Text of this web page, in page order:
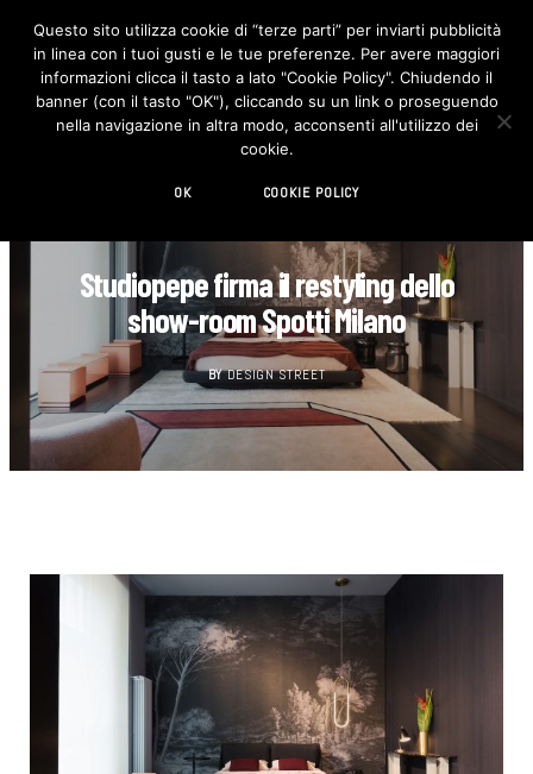
F
c
e
b
o
I
n
s
t
Studiopepe firma il restyling dello
show-room Spotti Milano
BY DESIGN STREET
Questo sito utilizza cookie di “terze parti” per inviarti pubblicità
in linea con i tuoi gusti e le tue preferenze. Per avere maggiori
informazioni clicca il tasto a lato "Cookie Policy". Chiudendo il
banner (con il tasto "OK"), cliccando su un link o proseguendo
nella navigazione in altra modo, acconsenti all'utilizzo dei
cookie.
OK COOKIE POLICY